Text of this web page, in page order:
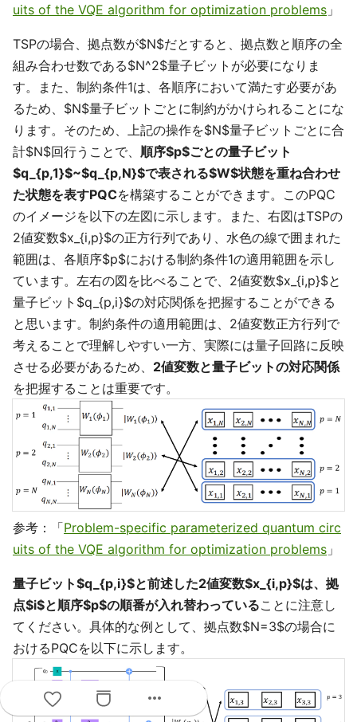
uits of the VQE algorithm for optimization problems 」
TSPの場合、拠点数が$N$だとすると、拠点数と順序の全
組み合わせ数である$N^2$量子ビットが必要になりま
す。また、制約条件1は、各順序において満たす必要があ
るため、$N$量子ビットごとに制約がかけられることにな
ります。そのため、上記の操作を$N$量子ビットごとに合
計$N$回行うことで、 順序$p$ごとの量子ビット
$q_{p,1}$~$q_{p,N}$で表される$W$状態を重ね合わせ
た状態を表すPQCを構築することができます。このPQC
のイメージを以下の左図に示します。また、右図はTSPの
2値変数$x_{i,p}$の正方行列であり、水色の線で囲まれた
範囲は、各順序$p$における制約条件1の適用範囲を示し
ています。左右の図を比べることで、2値変数$x_{i,p}$と
量子ビット$q_{p,i}$の対応関係を把握することができる
と思います。制約条件の適用範囲は、2値変数正方行列で
考えることで理解しやすい一方、実際には量子回路に反映
させる必要があるため、 2値変数と量子ビットの対応関係
を把握することは重要です。
参考：「Problem-specific parameterized quantum circ
uits of the VQE algorithm for optimization problems 」
量子ビット$q_{p,i}$と前述した2値変数$x_{i,p}$は、拠
点$i$と順序$p$の順番が入れ替わっていることに注意し
てください。具体的な例として、拠点数$N=3$の場合に
おけるPQCを以下に示します。
more_horiz